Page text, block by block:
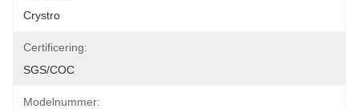
Crystro
Certificering:
SGS/COC
Modelnummer: